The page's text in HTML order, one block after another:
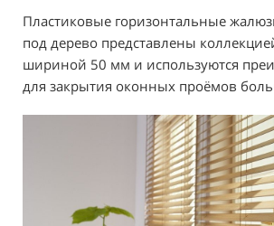
Пластиковые горизонтальные
под дерево представлены
шириной 50 мм и используются
для закрытия оконных проёмов